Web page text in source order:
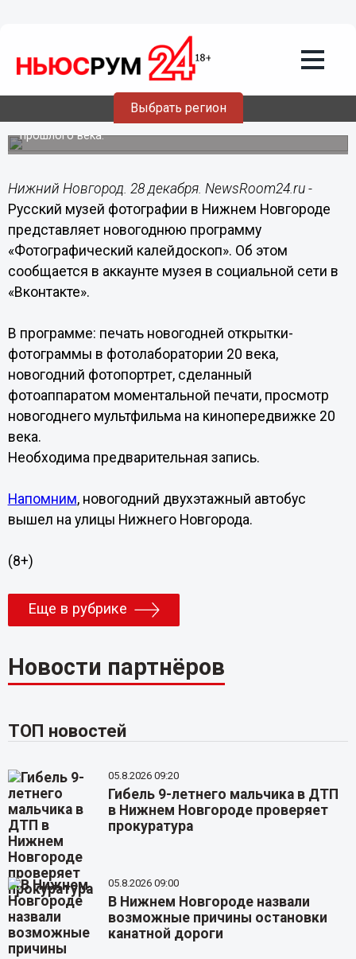
Выбрать регион
28.12.201915:38
Нижегородцев приглашают на
«Фотографический калейдоскоп»
В программе печать открытки в фотолаборатории
прошлого века.
Нижний Новгород. 28 декабря. NewsRoom24.ru -
Русский музей фотографии в Нижнем Новгороде
представляет новогоднюю программу
«Фотографический калейдоскоп». Об этом
сообщается в аккаунте музея в социальной сети в
«Вконтакте».
В программе: печать новогодней открытки-
фотограммы в фотолаборатории 20 века,
новогодний фотопортрет, сделанный
фотоаппаратом моментальной печати, просмотр
новогоднего мультфильма на кинопередвижке 20
века.
Необходима предварительная запись.
Напомним, новогодний двухэтажный автобус
вышел на улицы Нижнего Новгорода.
(8+)
Еще в рубрике
Новости партнёров
ТОП новостей
05.8.2026 09:20
Гибель 9-летнего мальчика в ДТП
в Нижнем Новгороде проверяет
прокуратура
05.8.2026 09:00
В Нижнем Новгороде назвали
возможные причины остановки
канатной дороги